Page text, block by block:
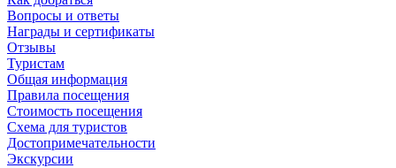
Вопросы и ответы
Награды и сертификаты
Отзывы
Туристам
Общая информация
Правила посещения
Стоимость посещения
Схема для туристов
Достопримечательности
Экскурсии